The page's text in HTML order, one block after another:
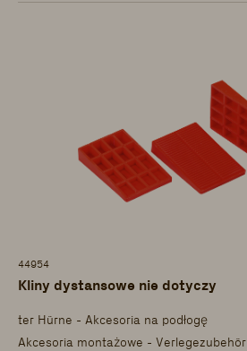
44954
Kliny dystansowe nie dotyczy
ter Hürne - Akcesoria na podłogę
Akcesoria montażowe - Verlegezubehör